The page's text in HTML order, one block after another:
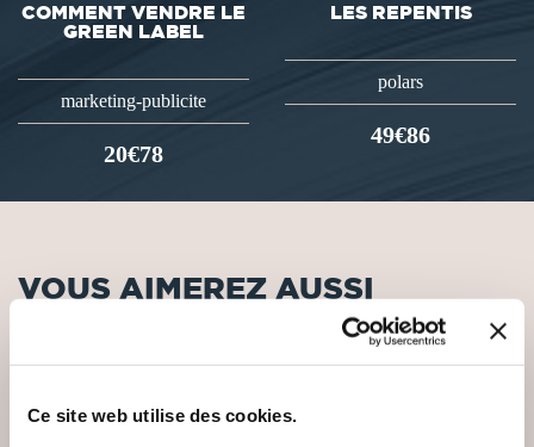
Ce site web utilise des cookies.
COMMENT VENDRE LE
GREEN LABEL
marketing-publicite
20€78
LES REPENTIS
polars
49€86
VOUS AIMEREZ AUSSI